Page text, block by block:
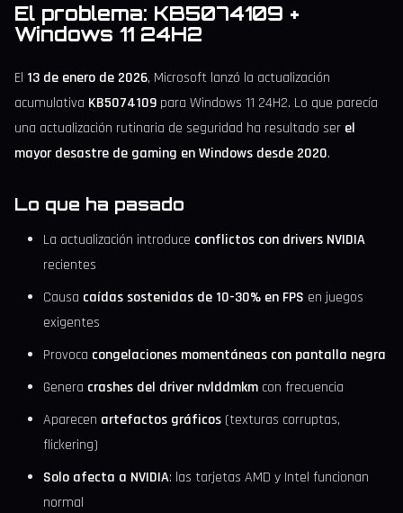
El problema: KB5074109 +
Windows 11 24H2
El 13 de enero de 2026, Microsoft lanzó la actualización
acumulativa KB5074109 para Windows 11 24H2. Lo que parecía
una actualización rutinaria de seguridad ha resultado ser el
mayor desastre de gaming en Windows desde 2020.
Lo que ha pasado
La actualización introduce conflictos con drivers NVIDIA
recientes
Causa caídas sostenidas de 10-30% en FPS en juegos
exigentes
Provoca congelaciones momentáneas con pantalla negra
Genera crashes del driver nvlddmkm con frecuencia
Aparecen artefactos gráficos (texturas corruptas,
flickering)
Solo afecta a NVIDIA: las tarjetas AMD y Intel funcionan
normal